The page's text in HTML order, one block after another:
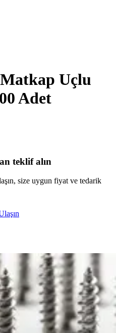
Uçlu
Adet
teklif alın
size uygun fiyat ve tedarik